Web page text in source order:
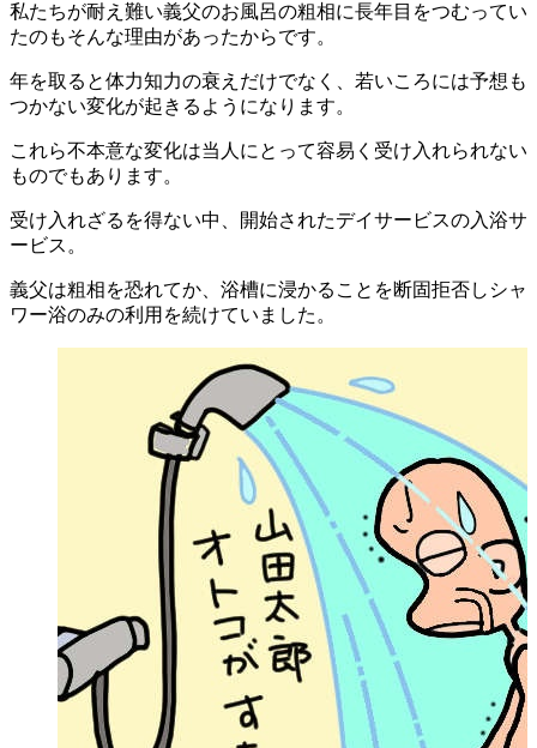
私たちが耐え難い義父のお風呂の粗相に長年目をつむってい
たのもそんな理由があったからです。
年を取ると体力知力の衰えだけでなく、若いころには予想も
つかない変化が起きるようになります。
これら不本意な変化は当人にとって容易く受け入れられない
ものでもあります。
受け入れざるを得ない中、開始されたデイサービスの入浴サ
ービス。
義父は粗相を恐れてか、浴槽に浸かることを断固拒否しシャ
ワー浴のみの利用を続けていました。